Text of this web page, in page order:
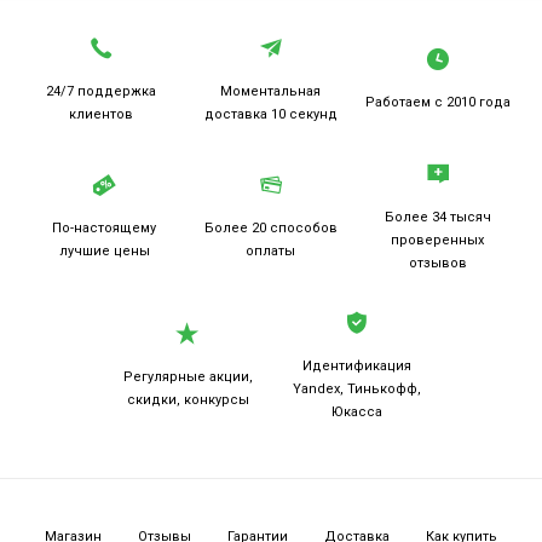
24/7 поддержка
клиентов
Моментальная
доставка 10 секунд
Работаем с 2010 года
По-настоящему
лучшие цены
Более 20 способов
оплаты
Более 34 тысяч
проверенных
отзывов
Регулярные акции,
скидки, конкурсы
Идентификация
Yandex, Тинькофф,
Юкасса
Магазин Отзывы Гарантии Доставка Как купить